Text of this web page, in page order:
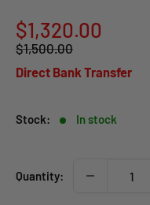
Sale
price
$1,320.00
Regular
price
$1,500.00
Direct Bank Transfer
Stock: In stock
Quantity: